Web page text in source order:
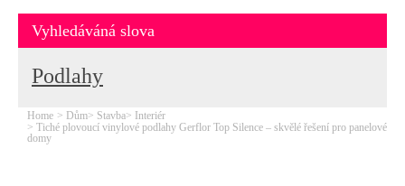
Vyhledáváná slova
Podlahy
Home Dům Stavba
Interiér
Tiché plovoucí vinylové podlahy Gerflor Top Silence – skvělé řešení pro panelové
domy